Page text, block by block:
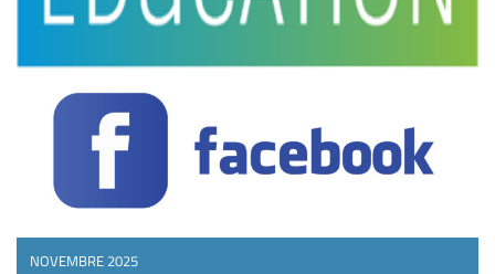
NOVEMBRE 2025